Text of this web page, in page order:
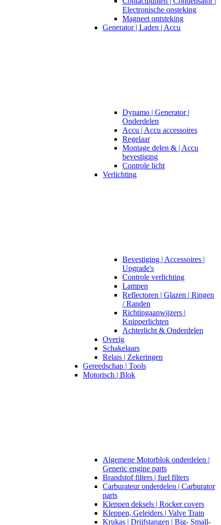
Electronische onsteking
Magneet ontsteking
Generator | Laden | Accu
Dynamo | Generator |
Onderdelen
Accu | Accu accessoires
Regelaar
Montage delen & | Accu
bevestiging
Controle licht
Verlichting
Bevestiging | Accessoires |
Upgrade's
Controle verlichting
Lampen
Reflectoren | Glazen | Ringen
/ Randen
Richtingaanwijzers |
Knipperlichten
Achterlicht & Onderdelen
Overig
Schakelaars
Relais | Zekeringen
Gereedschap | Tools
Motorisch | Blok
Algemene Motorblok onderdelen |
Generic engine parts
Brandstof filters | fuel filters
Carburateur onderdelen | Carburator
parts
Kleppen deksels | Rocker covers
Kleppen, Geleiders | Valve Train
Krukas | Drijfstangen | Big- Small-